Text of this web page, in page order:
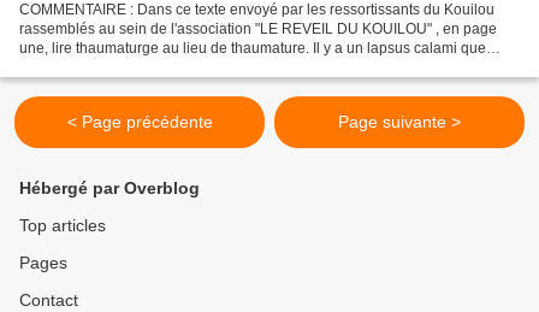
COMMENTAIRE : Dans ce texte envoyé par les ressortissants du Kouilou
rassemblés au sein de l'association "LE REVEIL DU KOUILOU" , en page
une, lire thaumaturge au lieu de thaumature. Il y a un lapsus calami que
< Page précédente Page suivante >
Hébergé par Overblog
Top articles
Pages
Contact